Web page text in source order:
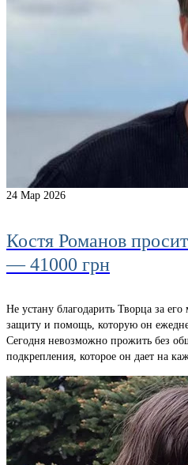
24 Мар 2026
Костя Романов
— 41000 грн
Не устану благодарить Творца за
защиту и помощь, которую он
Сегодня невозможно прожить без
подкрепления, которое он дает на